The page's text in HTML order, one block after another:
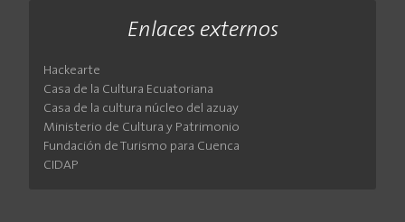
Enlaces externos
Hackearte
Casa de la Cultura Ecuatoriana
Casa de la cultura núcleo del azuay
Ministerio de Cultura y Patrimonio
Fundación de Turismo para Cuenca
CIDAP